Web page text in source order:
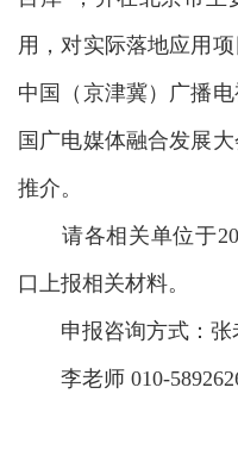
用，对实际落地应用
中国（京津冀）广播
国广电媒体融合发展
推介。
请各相关单位于
口上报相关材料。
申报咨询方式：张老
李老师 010-